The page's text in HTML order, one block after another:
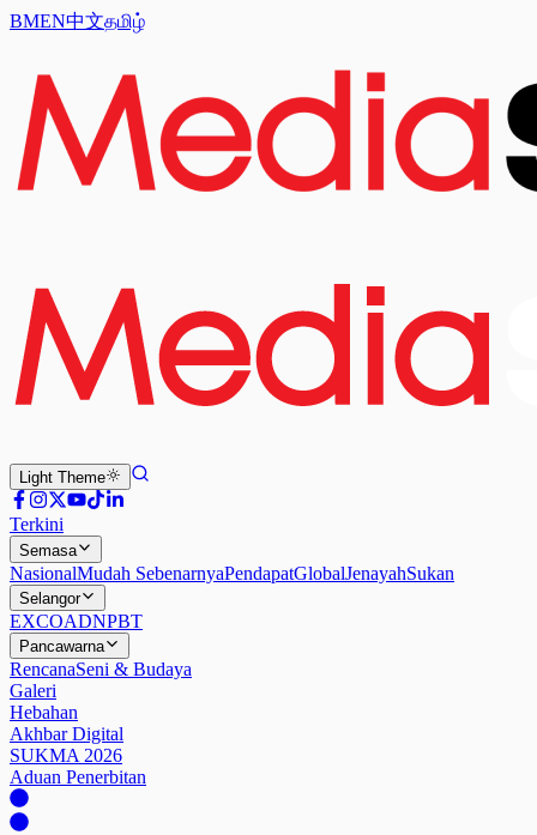
BMEN中文தமிழ்
Light Theme
Terkini
Semasa
NasionalMudah SebenarnyaPendapatGlobalJenayahSukan
Selangor
EXCOADNPBT
Pancawarna
RencanaSeni & Budaya
Galeri
Hebahan
Akhbar Digital
SUKMA 2026
Aduan Penerbitan